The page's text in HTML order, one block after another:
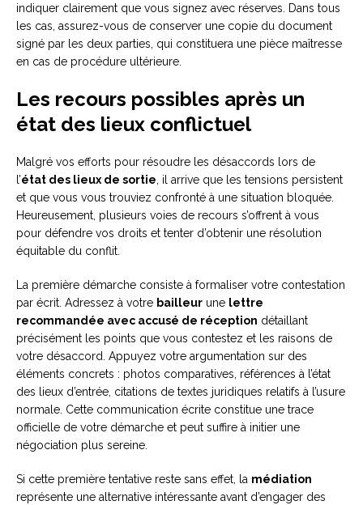
indiquer clairement que vous signez avec réserves. Dans tous
les cas, assurez-vous de conserver une copie du document
signé par les deux parties, qui constituera une pièce maîtresse
en cas de procédure ultérieure.
Les recours possibles après un
état des lieux conflictuel
Malgré vos efforts pour résoudre les désaccords lors de
l’état des lieux de sortie, il arrive que les tensions persistent
et que vous vous trouviez confronté à une situation bloquée.
Heureusement, plusieurs voies de recours s’offrent à vous
pour défendre vos droits et tenter d’obtenir une résolution
équitable du conflit.
La première démarche consiste à formaliser votre contestation
par écrit. Adressez à votre bailleur une lettre
recommandée avec accusé de réception détaillant
précisément les points que vous contestez et les raisons de
votre désaccord. Appuyez votre argumentation sur des
éléments concrets : photos comparatives, références à l’état
des lieux d’entrée, citations de textes juridiques relatifs à l’usure
normale. Cette communication écrite constitue une trace
officielle de votre démarche et peut suffire à initier une
négociation plus sereine.
Si cette première tentative reste sans effet, la médiation
représente une alternative intéressante avant d’engager des